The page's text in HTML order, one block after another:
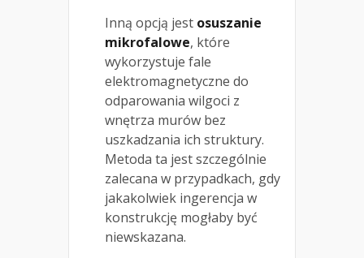
Inną opcją jest osuszanie
mikrofalowe, które
wykorzystuje fale
elektromagnetyczne do
odparowania wilgoci z
wnętrza murów bez
uszkadzania ich struktury.
Metoda ta jest szczególnie
zalecana w przypadkach, gdy
jakakolwiek ingerencja w
konstrukcję mogłaby być
niewskazana.